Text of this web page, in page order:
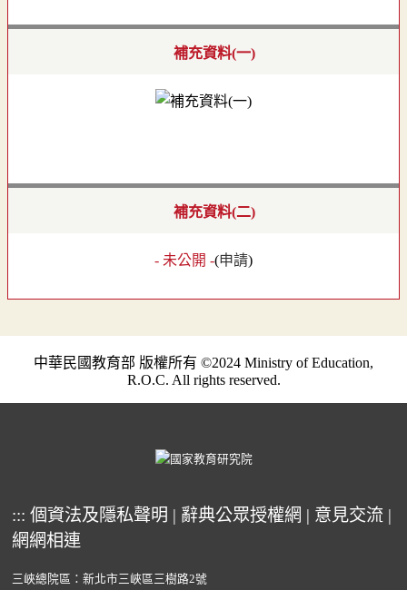
補充資料(一)
補充資料(二)
- 未公開 -(申請)
中華民國教育部 版權所有 ©2024 Ministry of Education,
R.O.C. All rights reserved.
::: 個資法及隱私聲明 | 辭典公眾授權網 | 意見交流 |
網網相連
三峽總院區：新北市三峽區三樹路2號